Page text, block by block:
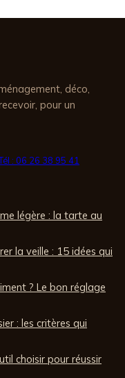
déco,
pour un
: 06 26 38 95 41
légère : la tarte au
la veille : 15 idées qui
? Le bon réglage
: les critères qui
choisir pour réussir